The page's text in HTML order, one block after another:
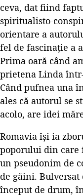
ceva, dat fiind
spiritualisto-
orientare a
fel de fascinație a
Prima oară când
prietena Linda
Când pufnea una
ales că autorul se
acolo, are idei
Romavia își ia
poporului din care
un pseudonim de
de găini.
început de drum,